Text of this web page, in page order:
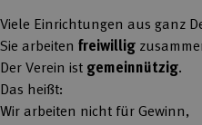
Viele Einrichtungen aus ganz
Sie arbeiten freiwillig
Der Verein ist gemeinnützig.
Das heißt:
Wir arbeiten nicht für Gewinn,